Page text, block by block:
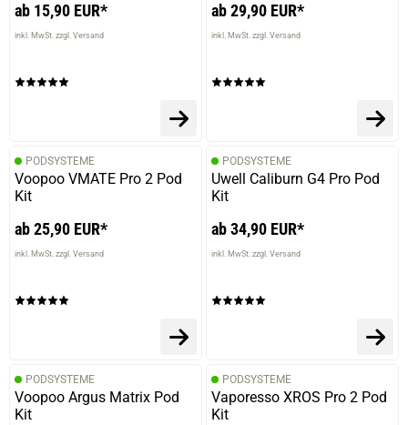
ab 15,90 EUR*
inkl. MwSt. zzgl. Versand
ab 29,90 EUR*
inkl. MwSt. zzgl. Versand
PODSYSTEME
Voopoo VMATE Pro 2 Pod
Kit
ab 25,90 EUR*
inkl. MwSt. zzgl. Versand
PODSYSTEME
Uwell Caliburn G4 Pro Pod
Kit
ab 34,90 EUR*
inkl. MwSt. zzgl. Versand
PODSYSTEME
Voopoo Argus Matrix Pod
Kit
PODSYSTEME
Vaporesso XROS Pro 2 Pod
Kit